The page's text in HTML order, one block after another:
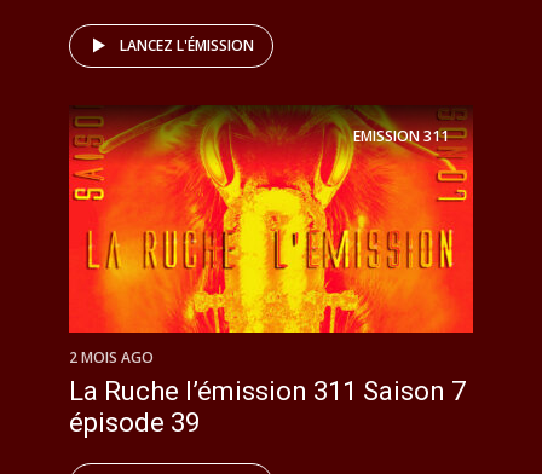
LANCEZ L'ÉMISSION
EMISSION311
2 MOIS AGO
La Ruche l’émission 311 Saison 7
épisode 39